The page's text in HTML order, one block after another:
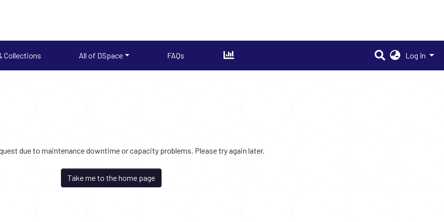
Collections All of DSpace FAQs Log In
due to maintenance downtime or capacity problems. Please try again later.
Take me to the home page